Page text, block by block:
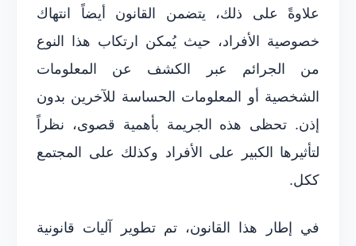
علاوةً على ذلك، يتضمن القانون أيضاً انتهاك
خصوصية الأفراد، حيث يُمكن ارتكاب هذا النوع
من الجرائم عبر الكشف عن المعلومات
الشخصية أو المعلومات الحساسة للآخرين بدون
إذن. تحظى هذه الجريمة بأهمية قصوى، نظراً
لتأثيرها الكبير على الأفراد وكذلك على المجتمع
ككل.
في إطار هذا القانون، تم تطوير آليات قانونية